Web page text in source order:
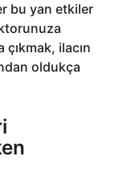
bu yan etkiler
çıkmak, ilacın
oldukça